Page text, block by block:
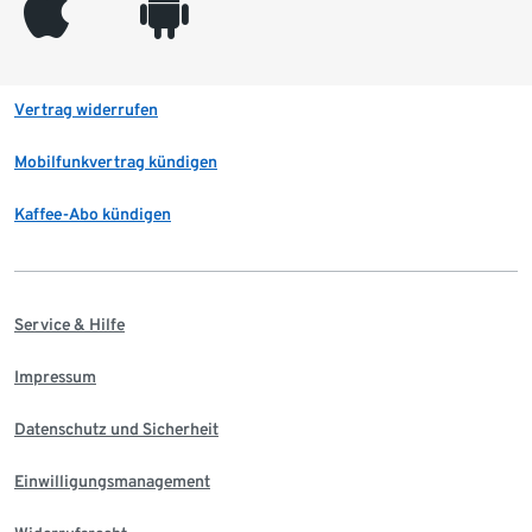
Vertrag widerrufen
Mobilfunkvertrag kündigen
Kaffee-Abo kündigen
Service & Hilfe
Impressum
Datenschutz und Sicherheit
Einwilligungsmanagement